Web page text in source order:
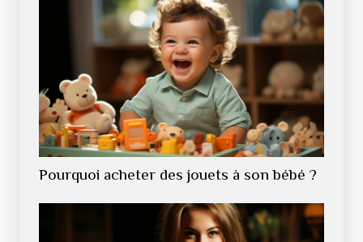
Pourquoi acheter des jouets à son bébé ?